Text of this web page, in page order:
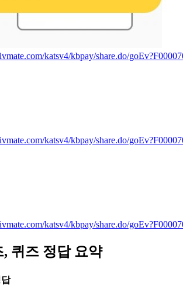
katsv4/kbpay/share.do/
katsv4/kbpay/share.do/
katsv4/kbpay/share.do/
, 퀴즈 정답 요약